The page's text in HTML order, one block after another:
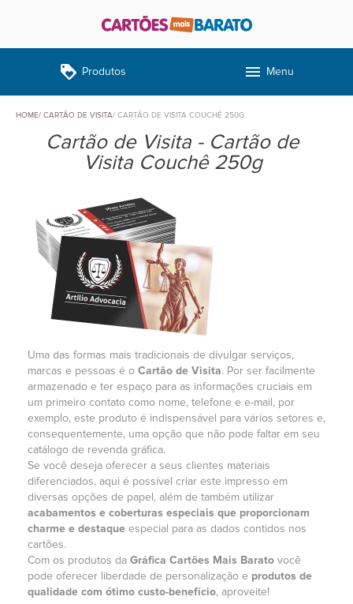
loyalty Produtos menu Menu
HOME CARTÃO DE VISITA CARTÃO DE VISITA COUCHÊ 250G
Cartão de Visita - Cartão de
Visita Couchê 250g
Uma das formas mais tradicionais de divulgar serviços,
marcas e pessoas é o Cartão de Visita. Por ser facilmente
armazenado e ter espaço para as informações cruciais em
um primeiro contato como nome, telefone e e-mail, por
exemplo, este produto é indispensável para vários setores e,
consequentemente, uma opção que não pode faltar em seu
catálogo de revenda gráfica.
Se você deseja oferecer a seus clientes materiais
diferenciados, aqui é possível criar este impresso em
diversas opções de papel, além de também utilizar
acabamentos e coberturas especiais que proporcionam
charme e destaque especial para as dados contidos nos
cartões.
Com os produtos da Gráfica Cartões Mais Barato você
pode oferecer liberdade de personalização e produtos de
qualidade com ótimo custo-benefício, aproveite!